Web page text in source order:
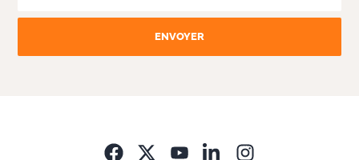
ENVOYER